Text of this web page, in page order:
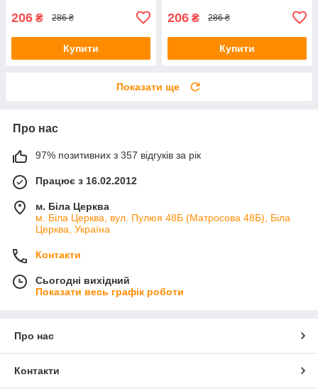
206 ₴ 286 ₴
Купити
206 ₴ 286 ₴
Купити
Показати ще
Про нас
97% позитивних з 357 відгуків за рік
Працює з 16.02.2012
м. Біла Церква
м. Біла Церква, вул. Пулюя 48Б (Матросова 48Б), Біла
Церква, Україна
Контакти
Сьогодні вихідний
Показати весь графік роботи
Про нас
Контакти